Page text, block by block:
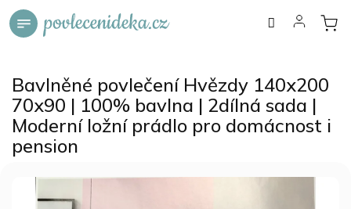
Přejít
na
Bavlněné povlečení Hvězdy 140x200
70x90 | 100% bavlna | 2dílná sada |
Moderní ložní prádlo pro domácnost i
pension